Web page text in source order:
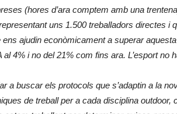
(hores d’ara comptem amb una
uns 1.500 treballadors directes i
ens ajudin econòmicament a superar
al 4% i no del 21% com fins ara. L’esport no
a buscar els protocols que s’adaptin a la
de treball per a cada disciplina outdoor,